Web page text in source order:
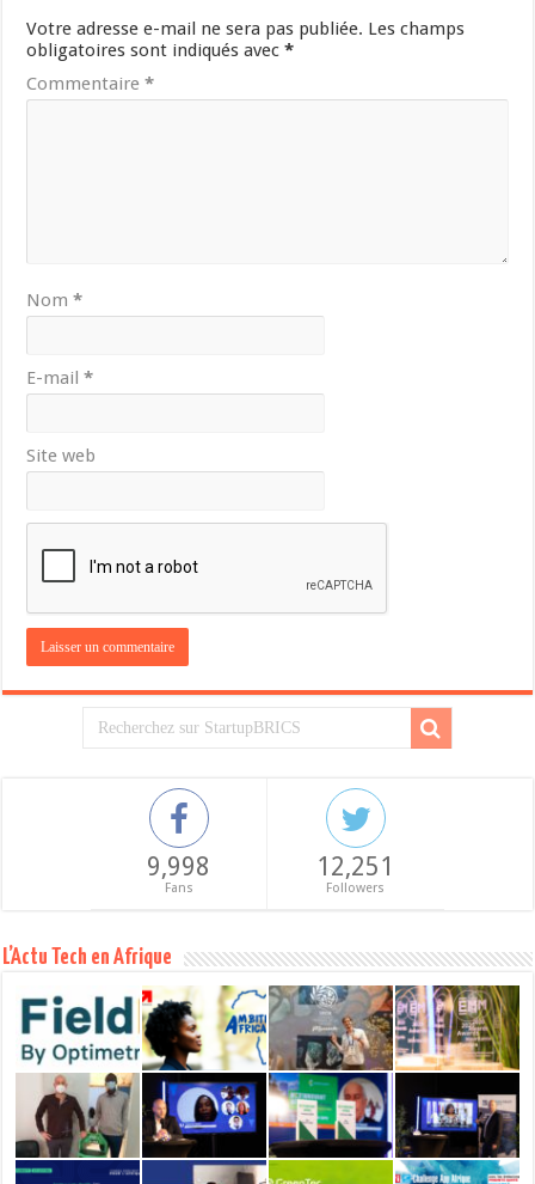
Votre adresse e-mail ne sera pas publiée. Les champs
obligatoires sont indiqués avec*
Commentaire*
Nom*
E-mail*
Site web
9,998
Fans
12,251
Followers
L’Actu Tech en Afrique